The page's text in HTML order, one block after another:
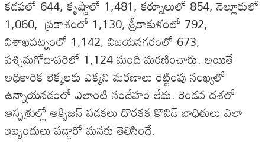
కడపలో 644, కృష్ణాలో 1,481, కర్నూలులో 854, నెల్లూరులో
1,060, ప్రకాశంలో 1,130, శ్రీకాకుళంలో 792,
విశాఖపట్నంలో 1,142, విజయనగరంలో 673,
పశ్చిమగోదావరిలో 1,124 మంది మరణించారు. అయితే
అధికారిక లెక్కలకు ఎక్కని మరణాలు రెట్టింపు సంఖ్యలో
ఉన్నాయనడంలో ఎలాంటి సందేహం లేదు. రెండవ దశలో
ఆస్పత్రుల్లో ఆక్సిజన్ పడకలు దొరకక కొవిడ్ బాధితులు ఎలా
ఇబ్బందులు పడ్డారో మనకు తెలిసిందే.